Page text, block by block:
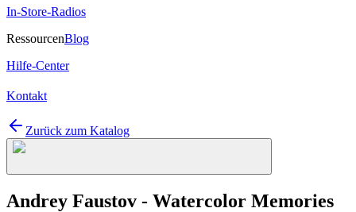
In-Store-Radios
RessourcenBlog
Hilfe-Center
Kontakt
Zurück zum Katalog
Andrey Faustov - Watercolor Memories